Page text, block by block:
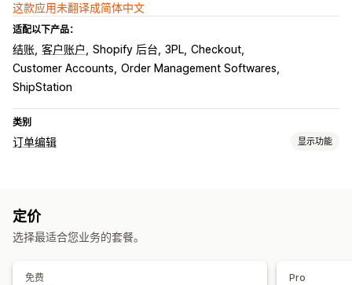
这款应用未翻译成简体中文
适配以下产品：
结账 客户账户 Shopify 后台 3PL Checkout
Customer Accounts Order Management Softwares
ShipStation
类别
订单编辑 显示功能
自动化工作流程
定价
选择最适合您业务的套餐。
免费 Pro